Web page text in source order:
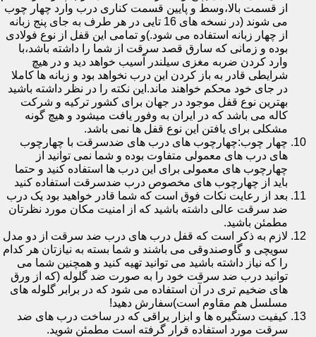
از قسمت بالا،وسط و پایین قسمت کناری درب وارد چهار چوب
می شوند (در نسخه های 16 تایی در هر طرف به جای پنج زبانه
از چهار زبانه استفاده می شود.)و تمامی این قفل از نوع فولادی
بوده و زمانی که سارق قصد سرقت از شما را داشته باشد،با
وارد کردن ضربه مغزی سیلندر آسیب خواهد دید و در هیچ
شرایطی قادر به باز کردن این درب نخواهد بود و زبانه ها کاملا
در جای خود محکم خواهند ماند.این نکته را در نظر داشته باشید
بهترین نوع قفل موجود در جهان برای کشور ترکیه و شرکت
کاله می باشد که در ایران به وفور یافت میشود و هیچ گونه
مشکلی برای یافتن این نوع قفل ها نمی باشد.
چهار چوب:چهارچوب های درب های ضدسرقت با چهارچوب
های درب های معمولی متفاوت بوده و شما نمی توانید از
چهارچوب های معمولی برای این درب ها استفاده کنید و حتما
باید از چهارچوب های مخصوص درب ضدسرقت استفاده کنید
بعد از رعایت نکات فوق است که شما قادر خواهید بود یک درب
ضد سرقت عالی داشته باشید که از امنیت مکان مورد نظرتان
مطمئن باشید.
لازم به ذکر است که قفل درب های درب ضد سرقت از دو مدل
سویچی و گاوصندوقی می باشند و شما بسته به نیازتان هر کدام
را که نیاز داشته باشید می توانید تهیه کنید و همچنین شما می
توانید درب ضد سرقت خود را به صورت ضد گلوله (که از ورق
های ضخیم تری در آن استفاده می شود که در برابر گلوله های
مسلسل هم مقاوم است)سفارش دهید!
کیفیت دستگیره ها و ابزار یراقی که در ساخت درب های ضد
سرقت مورد استفاده قرار گرفته است مطمئن شوید.